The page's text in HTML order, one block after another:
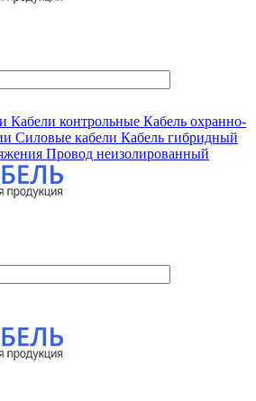
Кабели контрольные Кабель охранно-
Силовые кабели Кабель гибридный
Провод неизолированный